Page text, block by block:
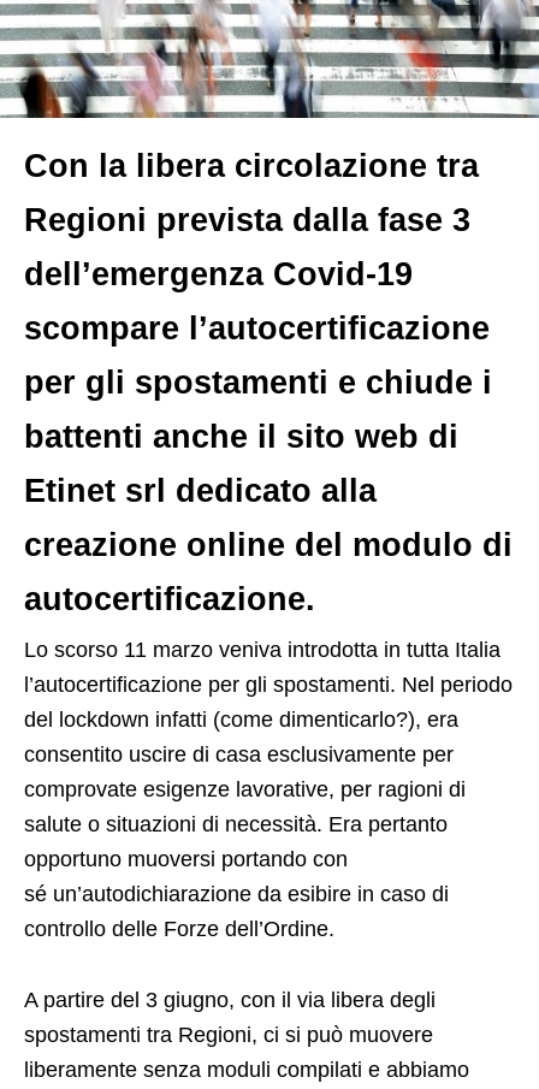
Con la libera circolazione tra
Regioni prevista dalla fase 3
dell’emergenza Covid-19
scompare l’autocertificazione
per gli spostamenti e chiude i
battenti anche il sito web di
Etinet srl dedicato alla
creazione online del modulo di
autocertificazione.
Lo scorso 11 marzo veniva introdotta in tutta Italia
l’autocertificazione per gli spostamenti. Nel periodo
del lockdown infatti (come dimenticarlo?), era
consentito uscire di casa esclusivamente per
comprovate esigenze lavorative, per ragioni di
salute o situazioni di necessità. Era pertanto
opportuno muoversi portando con
sé un’autodichiarazione da esibire in caso di
controllo delle Forze dell’Ordine.
A partire del 3 giugno, con il via libera degli
spostamenti tra Regioni, ci si può muovere
liberamente senza moduli compilati e abbiamo